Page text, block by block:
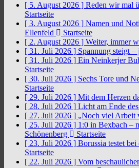
[ 5. August 2026 ] Reden wir mal
Startseite
[ 3. August 2026 ] Namen und
Ellenfeld
Startseite
[ 2. August 2026 ] Weiter, immer
[ 31. Juli 2026 ] Spannung steigt –
[ 31. Juli 2026 ] Ein Neinkerjer
Startseite
[ 30. Juli 2026 ] Sechs Tore und
Startseite
[ 29. Juli 2026 ] Mit dem Herzen
[ 28. Juli 2026 ] Licht am Ende
[ 27. Juli 2026 ] „Noch viel Arbeit
[ 25. Juli 2026 ] 1:0 in Bexbach –
Schönenberg
Startseite
[ 23. Juli 2026 ] Borussia testet
Startseite
[ 22. Juli 2026 ] Vom